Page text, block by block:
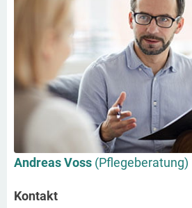
Andreas Voss (Pflegeberatung)
Kontakt